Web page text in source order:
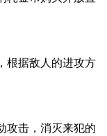
根据敌人的进攻方
攻击，消灭来犯的